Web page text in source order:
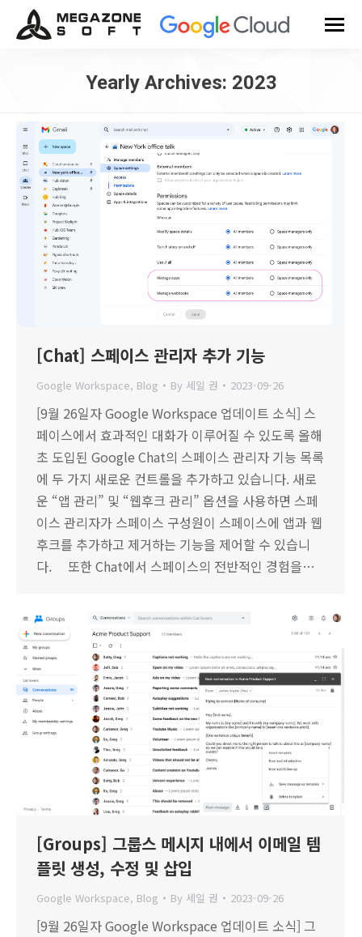
Yearly Archives: 2023
[Chat] 스페이스 관리자 추가 기능
Google Workspace, Blog By 세일 권 2023-09-26
[9월 26일자 Google Workspace 업데이트 소식] 스
페이스에서 효과적인 대화가 이루어질 수 있도록 올해
초 도입된 Google Chat의 스페이스 관리자 기능 목록
에 두 가지 새로운 컨트롤을 추가하고 있습니다. 새로
운 “앱 관리” 및 “웹후크 관리” 옵션을 사용하면 스페
이스 관리자가 스페이스 구성원이 스페이스에 앱과 웹
후크를 추가하고 제거하는 기능을 제어할 수 있습니
다. 또한 Chat에서 스페이스의 전반적인 경험을…
[Groups] 그룹스 메시지 내에서 이메일 템
플릿 생성, 수정 및 삽입
Google Workspace, Blog By 세일 권 2023-09-26
[9월 26일자 Google Workspace 업데이트 소식] 그